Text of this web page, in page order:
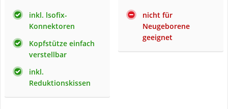
inkl. lsofix-
Konnektoren
Kopfstütze einfach
verstellbar
inkl.
Reduktionskissen
nicht für
Neugeborene
geeignet